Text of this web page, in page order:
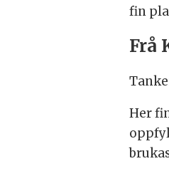
fin
Frå
Her